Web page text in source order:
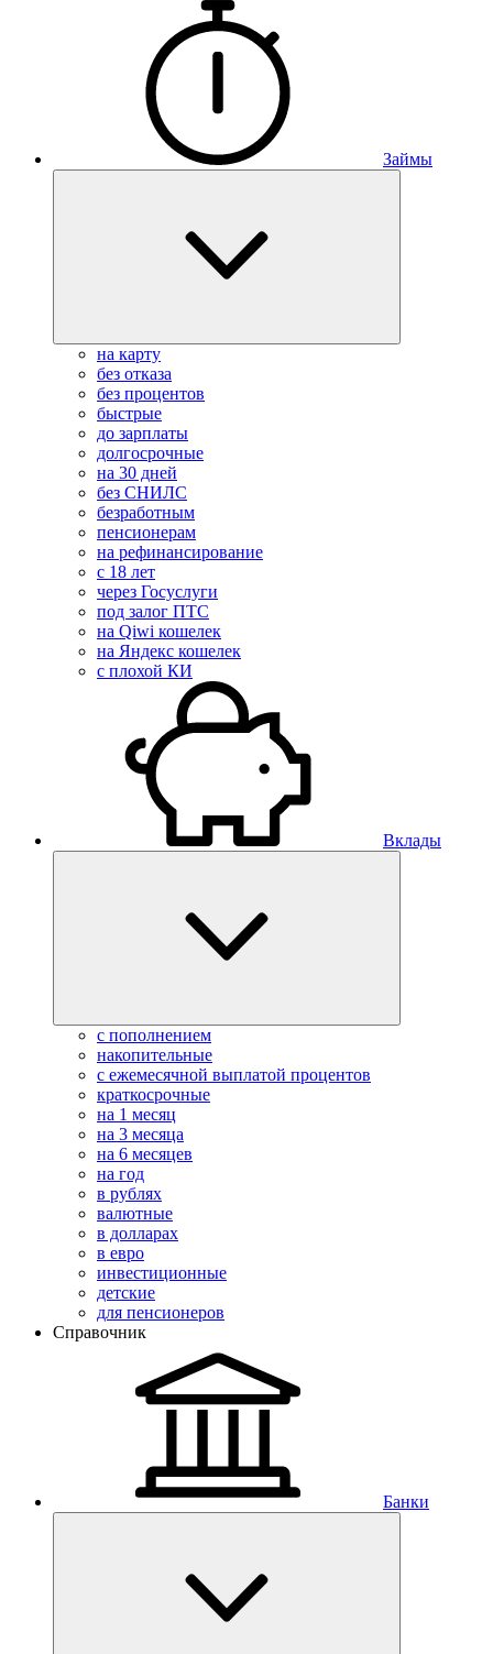
Займы
на карту
без отказа
без процентов
быстрые
до зарплаты
долгосрочные
на 30 дней
без СНИЛС
безработным
пенсионерам
на рефинансирование
с 18 лет
через Госуслуги
под залог ПТС
на Qiwi кошелек
на Яндекс кошелек
с плохой КИ
Вклады
с пополнением
накопительные
с ежемесячной выплатой процентов
краткосрочные
на 1 месяц
на 3 месяца
на 6 месяцев
на год
в рублях
валютные
в долларах
в евро
инвестиционные
детские
для пенсионеров
Справочник
Банки